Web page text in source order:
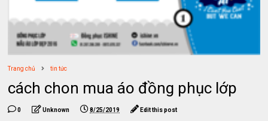
Trang chủ tin tức
cách chon mua áo đồng phục lớp
0 Unknown 8/25/2019 Edit this post